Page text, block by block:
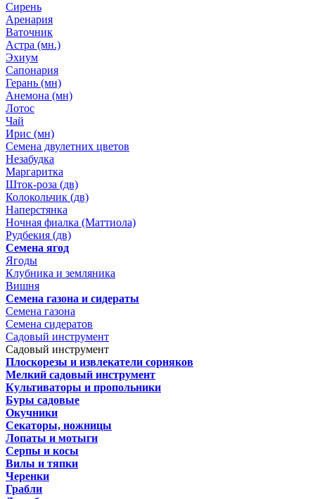
Сирень
Аренария
Ваточник
Астра (мн.)
Эхиум
Сапонария
Герань (мн)
Анемона (мн)
Лотос
Чай
Ирис (мн)
Семена двулетних цветов
Незабудка
Маргаритка
Шток-роза (дв)
Колокольчик (дв)
Наперстянка
Ночная фиалка (Маттиола)
Рудбекия (дв)
Семена ягод
Ягоды
Клубника и земляника
Вишня
Семена газона и сидераты
Семена газона
Семена сидератов
Садовый инструмент
Садовый инструмент
Плоскорезы и извлекатели сорняков
Мелкий садовый инструмент
Культиваторы и пропольники
Буры садовые
Окучники
Секаторы, ножницы
Лопаты и мотыги
Серпы и косы
Вилы и тяпки
Черенки
Грабли